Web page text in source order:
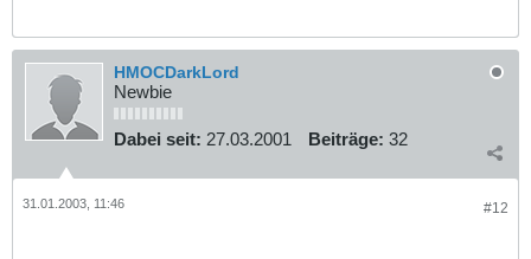
HMOCDarkLord
Newbie
Dabei seit: 27.03.2001 Beiträge: 32
#12
31.01.2003, 11:46